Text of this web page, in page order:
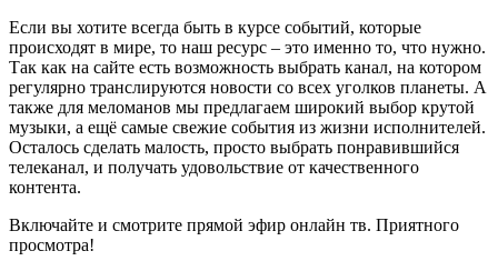
Если вы хотите всегда быть в курсе событий, которые
происходят в мире, то наш ресурс – это именно то, что нужно.
Так как на сайте есть возможность выбрать канал, на котором
регулярно транслируются новости со всех уголков планеты. А
также для меломанов мы предлагаем широкий выбор крутой
музыки, а ещё самые свежие события из жизни исполнителей.
Осталось сделать малость, просто выбрать понравившийся
телеканал, и получать удовольствие от качественного
контента.
Включайте и смотрите прямой эфир онлайн тв. Приятного
просмотра!